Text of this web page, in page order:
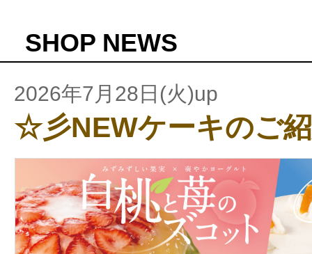
SHOP NEWS
2026年7月28日(火)up
☆彡NEWケーキのご